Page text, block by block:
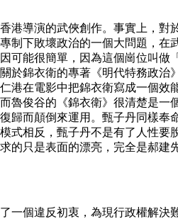
港導演的武俠創作。事實上，對
制下敗壞政治的一個大問題，在
可能很簡單，因為這個崗位叫做
於錦衣衛的專著《明代特務政治
在電影中把錦衣衛寫成一個效
魯俊谷的《錦衣衛》很清楚是一
歸而顛倒來運用。甄子丹同樣奉
式相反，甄子丹不是有了人性要
的只是表面的漂亮，完全是郝建
一個違反初衷，為現行政權解決